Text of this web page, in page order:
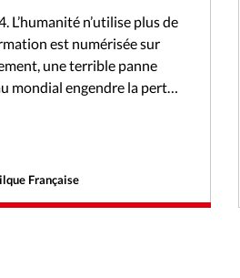
L’humanité n’utilise plus de
est numérisée sur
une terrible panne
mondial engendre la perte
Française